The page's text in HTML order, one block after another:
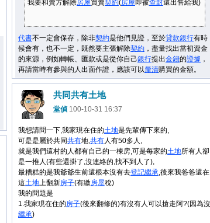
我要和賣方解除房屋買賣契約(房屋即被查封還出售給我)
代書不一定會保存，除非契約是他們見證，至於貸款銀行有時
候會有，也不一定，既然要主張解除契約 ，盡量找出當初資金
的來源，例如轉帳、匯款或是從你自己銀行提出金錢的證據 ，
再請當時有參與的人出面作證，應該可以釐清購買的金額。
共同共有土地
堂偵 100-10-31 16:37
我想請問一下,我家現在住的土地是先輩傳下來的,
可是是屬於共同共有地,共有人有50多人,
就是我們這村的人都有自己的一棟房,可是每家的土地所有人卻
是一推人(有些還掛了,沒連絡的,找不到人了),
最糟糕的是我爺爺生前還根本沒有去登記繼承,後來我爸爸還在
這土地上翻新房子(有繳房屋稅)
我的問題是
1.我家現在住的房子(後來翻修的)有沒有人可以搶走阿?(因為沒
繼承)